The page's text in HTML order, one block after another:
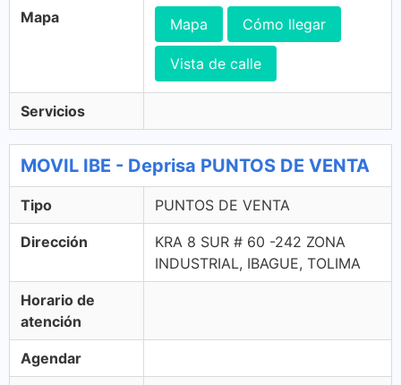
Mapa Mapa Cómo llegar
Vista de calle
Servicios
MOVIL IBE - Deprisa PUNTOS DE VENTA
Tipo PUNTOS DE VENTA
Dirección
KRA 8 SUR # 60 -242 ZONA
INDUSTRIAL, IBAGUE, TOLIMA
Horario de
atención
Agendar